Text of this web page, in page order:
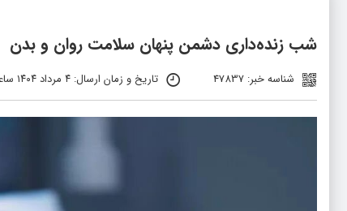
شب‌ زنده‌داری دشمن پنهان سلامت روان و بدن
شناسه خبر: 47837 تاریخ و زمان ارسال: ۴ مرداد ۱۴۰۴ ساعت ۵:۴۶